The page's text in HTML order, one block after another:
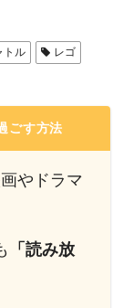
トル
レゴ
ごす方法
やドラマ
「読み放